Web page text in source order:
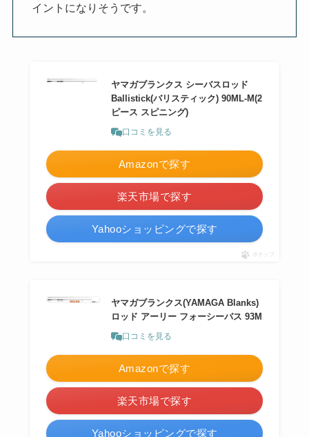
イントになりそうです。
ヤマガブランクス シーバスロッド
Ballistick(バリスティック) 90ML-M(2
ピース スピニング)
口コミを見る
Amazonで探す
楽天市場で探す
Yahooショッピングで探す
ポチップ
ヤマガブランクス(YAMAGA Blanks)
ロッド アーリー フォーシーバス 93M
口コミを見る
Amazonで探す
楽天市場で探す
Yahooショッピングで探す